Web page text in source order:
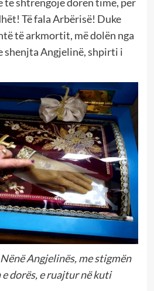
Të fala Arbërisë! Duke
të arkmortit, më dolën nga
shenjta Angjelinë, shpirti i
Angjelinës, me stigmën
dorës, e ruajtur në kuti